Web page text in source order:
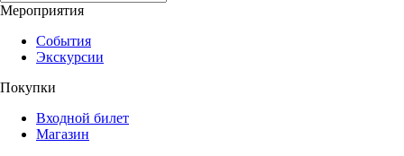
Мероприятия
События
Экскурсии
Покупки
Входной билет
Магазин